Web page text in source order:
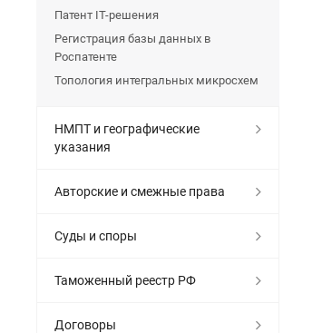
Патент IT-решения
Регистрация базы данных в
Роспатенте
Топология интегральных микросхем
НМПТ и географические
указания
Авторские и смежные права
Суды и споры
Таможенный реестр РФ
Договоры